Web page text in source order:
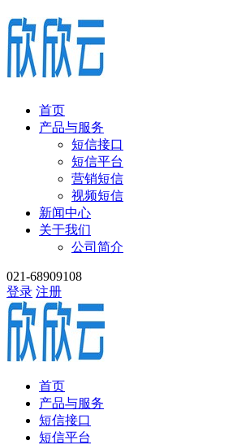
首页
产品与服务
短信接口
短信平台
营销短信
视频短信
新闻中心
关于我们
公司简介
021-68909108
登录 注册
首页
产品与服务
短信接口
短信平台